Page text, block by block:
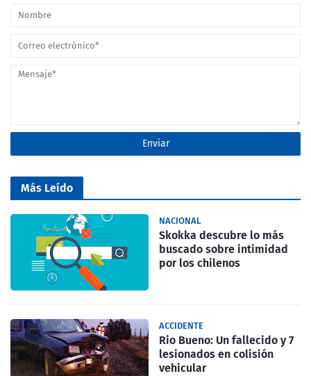
Más Leído
NACIONAL
Skokka descubre lo más
buscado sobre intimidad
por los chilenos
ACCIDENTE
Rio Bueno: Un fallecido y 7
lesionados en colisión
vehicular